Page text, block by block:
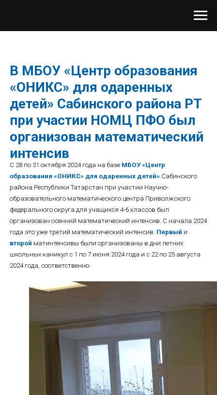
В МБОУ «Центр образования
«ОНИКС» для одаренных
детей» Сабинского района РТ
при участии НОМЦ ПФО был
организован математический
интенсив
С 28 по 31 октября 2024 года на базе МБОУ «Центр
образования «ОНИКС» для одаренных детей» Сабинского
района Республики Татарстан при участии Научно-
образовательного математического центра Приволжского
федерального округа для учащихся 4-6 классов был
организован осенний математический интенсив. С начала 2024
года это уже третий математический интенсив. Первый и
второй матинтенсивы были организованы в дни летних
школьных каникул с 1 по 7 июня 2024 года и с 22 по 25 августа
2024 года, соответственно.